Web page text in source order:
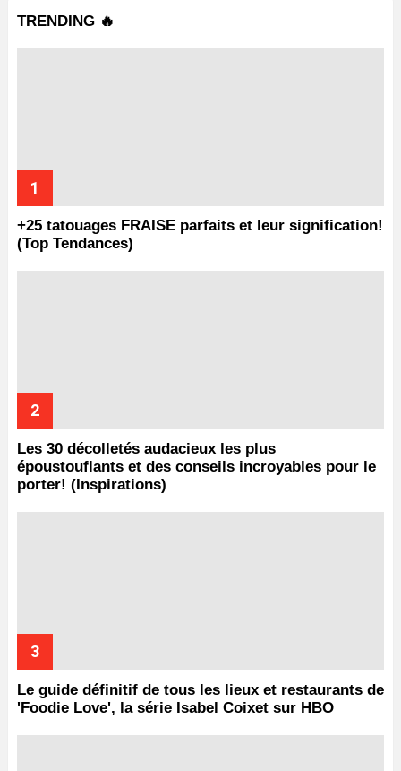
TRENDING 🔥
+25 tatouages ​​FRAISE parfaits et leur signification!
(Top Tendances)
Les 30 décolletés audacieux les plus
époustouflants et des conseils incroyables pour le
porter! (Inspirations)
Le guide définitif de tous les lieux et restaurants de
'Foodie Love', la série Isabel Coixet sur HBO